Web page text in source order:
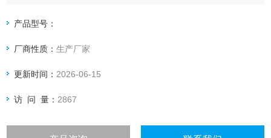
产品型号：
厂商性质：生产厂家
更新时间： 2026-06-15
访 问 量： 2867